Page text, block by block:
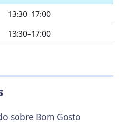
13:30–17:00
13:30–17:00
sobre Bom Gosto